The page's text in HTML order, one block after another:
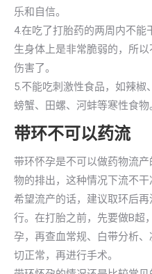
乐和自信。
4.在吃了打胎药的两周内不能
生身体上是非常脆弱的，所
伤害了。
5.不能吃刺激性食品，如辣
螃蟹、田螺、河蚌等寒性食物
带环不可以药流
带环怀孕是不可以做药物流
物的排出，这种情况下流不
希望流产的话，建议取环后
行。在打胎之前，先要做B超
孕，再查血常规、白带分析
切正常，再进行手术。